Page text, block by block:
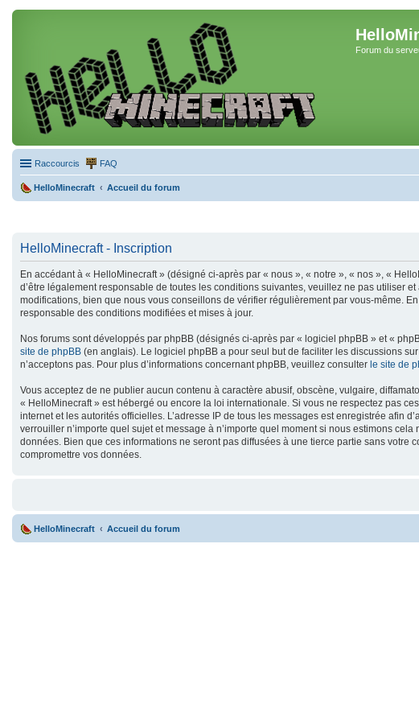
Forum du
Raccourcis FAQ
HelloMinecraft Accueil du forum
HelloMinecraft - Inscription
En accédant à « HelloMinecraft » (désigné ci-après par « nous », « notre », « nos », «
d’être légalement responsable de toutes les conditions suivantes, veuillez ne pas utiliser
modifications, bien que nous vous conseillons de vérifier régulièrement par vous-même.
responsable des conditions modifiées et mises à jour.
Nos forums sont développés par phpBB (désignés ci-après par « logiciel phpBB » et «
site de phpBB (en anglais). Le logiciel phpBB a pour seul but de faciliter les discussions
n’acceptons pas. Pour plus d’informations concernant phpBB, veuillez consulter le site de
Vous acceptez de ne publier aucun contenu à caractère abusif, obscène, vulgaire,
« HelloMinecraft » est hébergé ou encore la loi internationale. Si vous ne respectez pas
internet et les autorités officielles. L’adresse IP de tous les messages est enregistrée afin
verrouiller n’importe quel sujet et message à n’importe quel moment si nous estimons
données. Bien que ces informations ne seront pas diffusées à une tierce partie sans
compromettre vos données.
HelloMinecraft Accueil du forum